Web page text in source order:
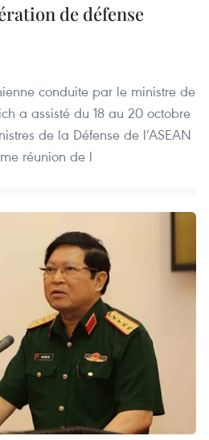
de défense
conduite par le ministre de
a assisté du 18 au 20 octobre
de la Défense de l’ASEAN
réunion de l